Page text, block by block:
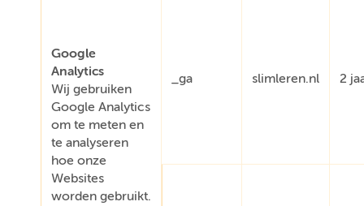
Google
Analytics
Wij gebruiken
Google Analytics
om te meten en
te analyseren
hoe onze
Websites
worden gebruikt.
_ga slimleren.nl 2